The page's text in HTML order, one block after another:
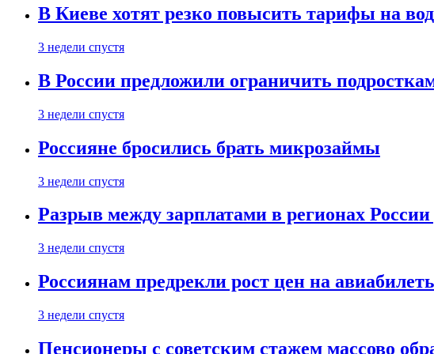
В Киеве хотят резко повысить тарифы на
3 недели спустя
В России предложили ограничить
3 недели спустя
Россияне бросились брать микрозаймы
3 недели спустя
Разрыв между зарплатами в регионах
3 недели спустя
Россиянам предрекли рост цен на
3 недели спустя
Пенсионеры с советским стажем массово